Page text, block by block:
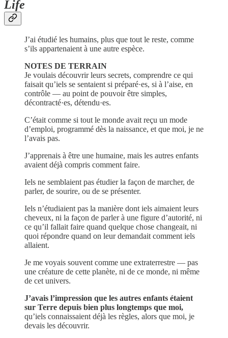
Life
J’ai étudié les humains, plus que tout le reste, comme
s’ils appartenaient à une autre espèce.
NOTES DE TERRAIN
Je voulais découvrir leurs secrets, comprendre ce qui
faisait qu’iels se sentaient si préparé·es, si à l’aise, en
contrôle — au point de pouvoir être simples,
décontracté·es, détendu·es.
C’était comme si tout le monde avait reçu un mode
d’emploi, programmé dès la naissance, et que moi, je ne
l’avais pas.
J’apprenais à être une humaine, mais les autres enfants
avaient déjà compris comment faire.
Iels ne semblaient pas étudier la façon de marcher, de
parler, de sourire, ou de se présenter.
Iels n’étudiaient pas la manière dont iels aimaient leurs
cheveux, ni la façon de parler à une figure d’autorité, ni
ce qu’il fallait faire quand quelque chose changeait, ni
quoi répondre quand on leur demandait comment iels
allaient.
Je me voyais souvent comme une extraterrestre — pas
une créature de cette planète, ni de ce monde, ni même
de cet univers.
J’avais l’impression que les autres enfants étaient
sur Terre depuis bien plus longtemps que moi,
qu’iels connaissaient déjà les règles, alors que moi, je
devais les découvrir.